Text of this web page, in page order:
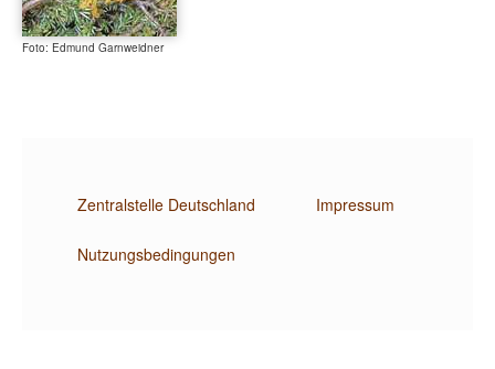
Foto: Edmund Garnweidner
Zentralstelle Deutschland Impressum
Nutzungsbedingungen